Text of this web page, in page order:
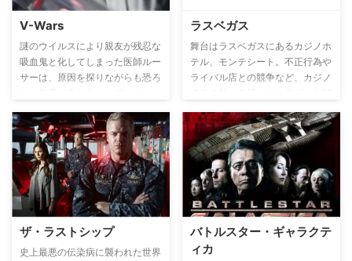
V-Wars
謎のウイルスにより親友が残忍な
吸血鬼と化してしまった医師ルー
サーは、原因を探りながらも恐ろ
ラスベガス
舞台はラスベガスにあるカジノホ
テル、モンテシート。不正行為や
ライバル店との競争など、カジノ
をテンポ良く描く人気シリーズ。
ザ・ラストシップ
史上最悪の伝染病に襲われた世界
バトルスター・ギャラクテ
ィカ